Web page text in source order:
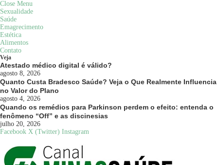
Close Menu
Sexualidade
Saúde
Emagrecimento
Estética
Alimentos
Contato
Veja
Atestado médico digital é válido?
agosto 8, 2026
Quanto Custa Bradesco Saúde? Veja o Que Realmente Influencia
no Valor do Plano
agosto 4, 2026
Quando os remédios para Parkinson perdem o efeito: entenda o
fenômeno “Off” e as discinesias
julho 20, 2026
Facebook X (Twitter) Instagram